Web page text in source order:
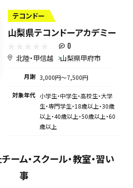
テコンドー
山梨県テコンドーアカデミー
0
北陸・甲信越 山梨県甲府市
月謝 3,000円〜7,500円
対象年代 小学生・中学生・高校生・大学
生・専門学生・18歳以上・30歳
以上・40歳以上・50歳以上・60
歳以上
ーム・スクール・教室・習い
事